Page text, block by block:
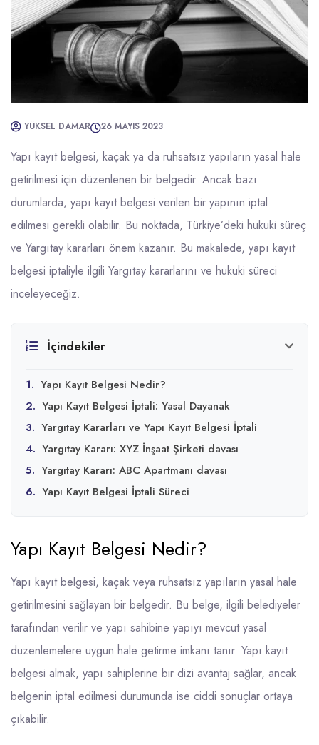
YÜKSEL DAMAR 26 MAYIS 2023
Yapı kayıt belgesi, kaçak ya da ruhsatsız yapıların yasal hale
getirilmesi için düzenlenen bir belgedir. Ancak bazı
durumlarda, yapı kayıt belgesi verilen bir yapının iptal
edilmesi gerekli olabilir. Bu noktada, Türkiye’deki hukuki süreç
ve Yargıtay kararları önem kazanır. Bu makalede, yapı kayıt
belgesi iptaliyle ilgili Yargıtay kararlarını ve hukuki süreci
inceleyeceğiz.
İçindekiler
1. Yapı Kayıt Belgesi Nedir?
2. Yapı Kayıt Belgesi İptali: Yasal Dayanak
3. Yargıtay Kararları ve Yapı Kayıt Belgesi İptali
4. Yargıtay Kararı: XYZ İnşaat Şirketi davası
5. Yargıtay Kararı: ABC Apartmanı davası
6. Yapı Kayıt Belgesi İptali Süreci
Yapı Kayıt Belgesi Nedir?
Yapı kayıt belgesi, kaçak veya ruhsatsız yapıların yasal hale
getirilmesini sağlayan bir belgedir. Bu belge, ilgili belediyeler
tarafından verilir ve yapı sahibine yapıyı mevcut yasal
düzenlemelere uygun hale getirme imkanı tanır. Yapı kayıt
belgesi almak, yapı sahiplerine bir dizi avantaj sağlar, ancak
belgenin iptal edilmesi durumunda ise ciddi sonuçlar ortaya
çıkabilir.